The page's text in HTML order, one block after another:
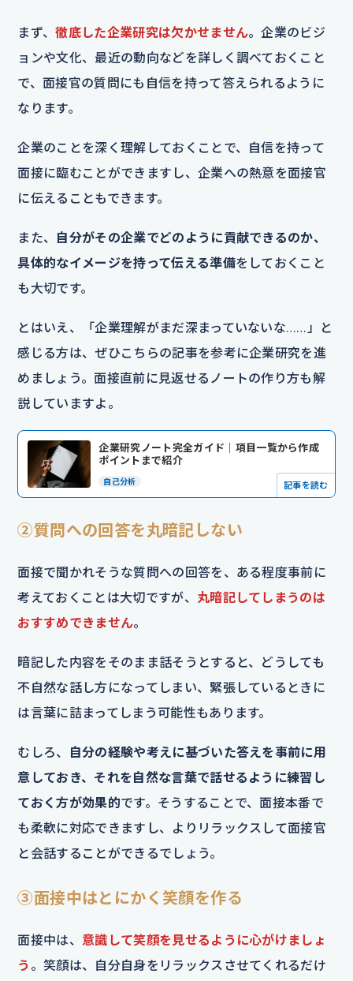
まず、徹底した企業研究は欠かせません。企業のビジ
ョンや文化、最近の動向などを詳しく調べておくこと
で、面接官の質問にも自信を持って答えられるように
なります。
企業のことを深く理解しておくことで、自信を持って
面接に臨むことができますし、企業への熱意を面接官
に伝えることもできます。
また、 自分がその企業でどのように貢献できるのか、
具体的なイメージを持って伝える準備をしておくこと
も大切です。
とはいえ、「企業理解がまだ深まっていないな……」と
感じる方は、ぜひこちらの記事を参考に企業研究を進
めましょう。面接直前に見返せるノートの作り方も解
説していますよ。
企業研究ノート完全ガイド｜項目一覧から作成
ポイントまで紹介
自己分析 記事を読む
②質問への回答を丸暗記しない
面接で聞かれそうな質問への回答を、ある程度事前に
考えておくことは大切ですが、 丸暗記してしまうのは
おすすめできません。
暗記した内容をそのまま話そうとすると、どうしても
不自然な話し方になってしまい、緊張しているときに
は言葉に詰まってしまう可能性もあります。
むしろ、
自分の経験や考えに基づいた答えを事前に用
意しておき、それを自然な言葉で話せるように練習し
ておく方が効果的です。そうすることで、面接本番で
も柔軟に対応できますし、よりリラックスして面接官
と会話することができるでしょう。
③面接中はとにかく笑顔を作る
面接中は、 意識して笑顔を見せるように心がけましょ
う 。笑顔は、自分自身をリラックスさせてくれるだけ